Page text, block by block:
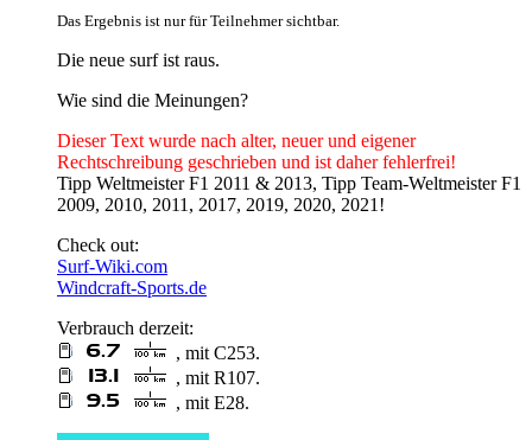
Das Ergebnis ist nur für Teilnehmer sichtbar.
Die neue surf ist raus.
Wie sind die Meinungen?
Dieser Text wurde nach alter, neuer und eigener
Rechtschreibung geschrieben und ist daher fehlerfrei!
Tipp Weltmeister F1 2011 & 2013, Tipp Team-Weltmeister F1
2009, 2010, 2011, 2017, 2019, 2020, 2021!
Check out:
Surf-Wiki.com
Windcraft-Sports.de
Verbrauch derzeit:
, mit C253.
, mit R107.
, mit E28.